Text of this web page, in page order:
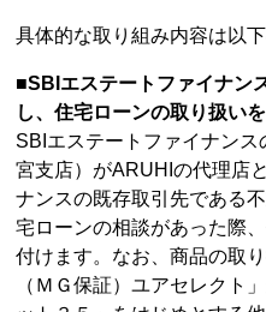
具体的な取り組み内容は以
■SBIエステートファイナン
し、住宅ローンの取り扱い
SBIエステートファイナン
宮支店）がARUHIの代理店
ナンスの既存取引先である
宅ローンの相談があった際
付けます。なお、商品の取
（ＭＧ保証）ユアセレクト